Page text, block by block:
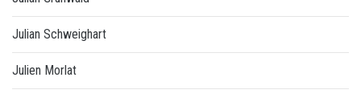
Julian Schweighart
Julien Morlat